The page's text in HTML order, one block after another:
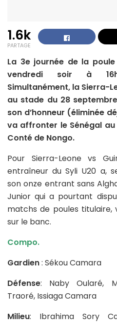
1.6k
PARTAGE
La 3e journée de la
vendredi soir à
Simultanément, la Sierra-
au stade du 28
son d’honneur (éliminée
va affronter le Sénégal
Conté de Nongo.
Pour Sierra-Leone vs
entraîneur du Syli U20 a,
son onze entrant sans
Junior qui a pourtant
matchs de poules
sur le banc.
Compo.
Gardien: Sékou Camara
Défense: Naby Oularé,
Traoré, Issiaga Camara
Milieu: Ibrahima Sory